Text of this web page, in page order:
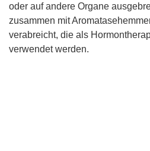
oder auf andere Organe
zusammen mit
verabreicht, die als
verwendet werden.